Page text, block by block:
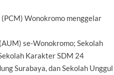
Wonokromo menggelar
se-Wonokromo; Sekolah
Karakter SDM 24
Surabaya, dan Sekolah Unggul